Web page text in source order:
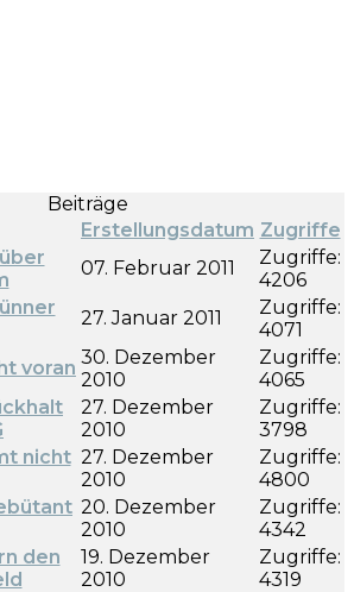
Beiträge
Erstellungsdatum Zugriffe
07. Februar 2011
Zugriffe:
4206
27. Januar 2011
Zugriffe:
4071
voran 30. Dezember
2010
Zugriffe:
4065
27. Dezember
2010
Zugriffe:
3798
nicht 27. Dezember
2010
Zugriffe:
4800
20. Dezember
2010
Zugriffe:
4342
den
19. Dezember
2010
Zugriffe:
4319